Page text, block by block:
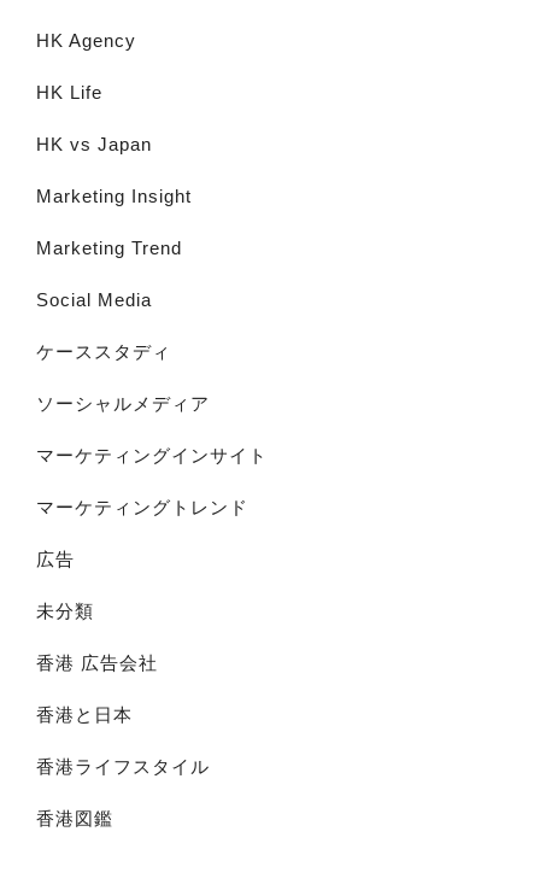
HK Agency
HK Life
HK vs Japan
Marketing Insight
Marketing Trend
Social Media
ケーススタディ
ソーシャルメディア
マーケティングインサイト
マーケティングトレンド
広告
未分類
香港 広告会社
香港と日本
香港ライフスタイル
香港図鑑